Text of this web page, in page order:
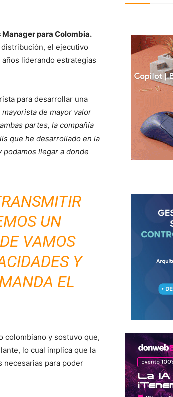
Manager para Colombia.
el ejecutivo
liderando estrategias
para desarrollar una
mayorista de mayor valor
partes, la compañía
que he desarrollado en la
podamos llegar a donde
UN
VAMOS
Y
EL
colombiano y sostuvo que,
lo cual implica que la
necesarias para poder